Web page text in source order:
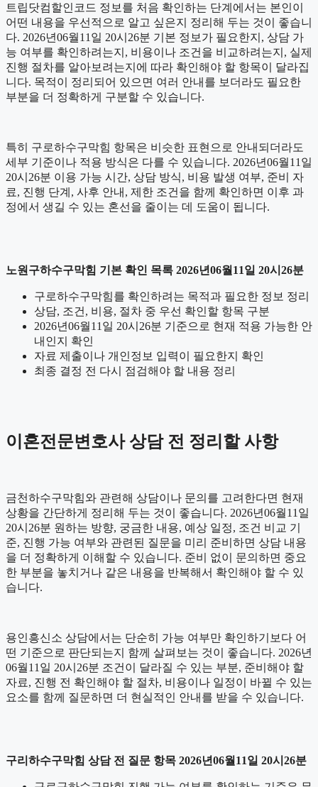
트립닷컴할인코드 정보를 처음 확인하는 단계에서는 본인이
어떤 내용을 우선적으로 알고 싶은지 정리해 두는 것이 좋습니
다. 2026년06월11일 20시26분 기본 정보가 필요한지, 상담 가
능 여부를 확인하려는지, 비용이나 조건을 비교하려는지, 실제
진행 절차를 알아보려는지에 따라 확인해야 할 항목이 달라집
니다. 목적이 정리되어 있으면 여러 안내를 보더라도 필요한
부분을 더 정확하게 구분할 수 있습니다.
특히 구로하수구막힘 항목은 비슷한 표현으로 안내되더라도
세부 기준이나 적용 방식은 다를 수 있습니다. 2026년06월11일
20시26분 이용 가능 시간, 상담 방식, 비용 발생 여부, 준비 자
료, 진행 단계, 사후 안내, 제한 조건을 함께 확인하면 이후 과
정에서 생길 수 있는 혼선을 줄이는 데 도움이 됩니다.
노원구하수구막힘 기본 확인 목록 2026년06월11일 20시26분
구로하수구막힘를 확인하려는 목적과 필요한 정보 정리
상담, 조건, 비용, 절차 중 우선 확인할 항목 구분
2026년06월11일 20시26분 기준으로 현재 적용 가능한 안
내인지 확인
자료 제출이나 개인정보 입력이 필요한지 확인
최종 결정 전 다시 점검해야 할 내용 정리
이혼전문변호사 상담 전 정리할 사항
금천하수구막힘와 관련해 상담이나 문의를 고려한다면 현재
상황을 간단하게 정리해 두는 것이 좋습니다. 2026년06월11일
20시26분 원하는 방향, 궁금한 내용, 예상 일정, 조건 비교 기
준, 진행 가능 여부와 관련된 질문을 미리 준비하면 상담 내용
을 더 정확하게 이해할 수 있습니다. 준비 없이 문의하면 중요
한 부분을 놓치거나 같은 내용을 반복해서 확인해야 할 수 있
습니다.
용인흥신소 상담에서는 단순히 가능 여부만 확인하기보다 어
떤 기준으로 판단되는지 함께 살펴보는 것이 좋습니다. 2026년
06월11일 20시26분 조건이 달라질 수 있는 부분, 준비해야 할
자료, 진행 전 확인해야 할 절차, 비용이나 일정이 바뀔 수 있는
요소를 함께 질문하면 더 현실적인 안내를 받을 수 있습니다.
구리하수구막힘 상담 전 질문 항목 2026년06월11일 20시26분